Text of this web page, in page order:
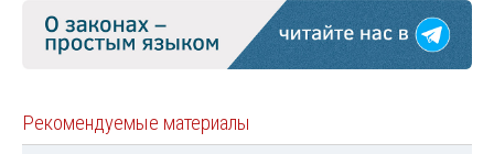
Рекомендуемые материалы